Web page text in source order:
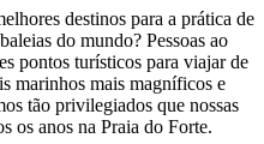
destinos para a prática de
do mundo? Pessoas ao
pontos turísticos para viajar de
marinhos mais magníficos e
tão privilegiados que nossas
os anos na Praia do Forte.